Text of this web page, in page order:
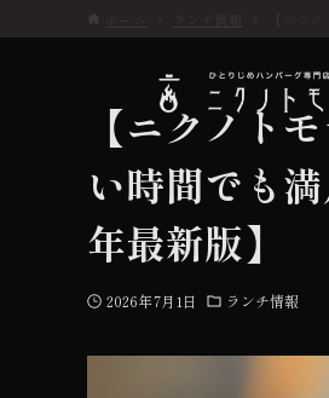
お品書き
【ニク
【ニクノト
い時間でも
年最新版】
2026年7月1日 ランチ情報